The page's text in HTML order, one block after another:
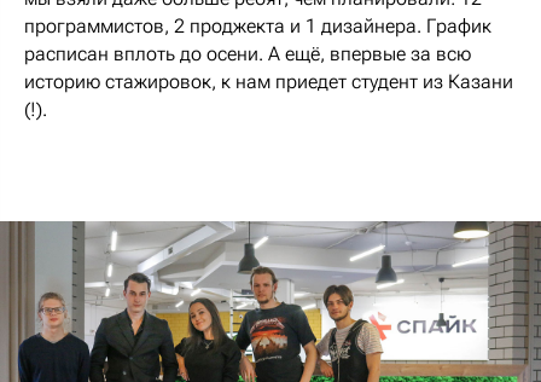
программистов, 2 проджекта и 1 дизайнера. График
расписан вплоть до осени. А ещё, впервые за всю
историю стажировок, к нам приедет студент из Казани
(!).